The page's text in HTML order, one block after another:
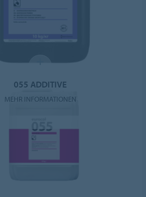
055 ADDITIVE
MEHR INFORMATIONEN